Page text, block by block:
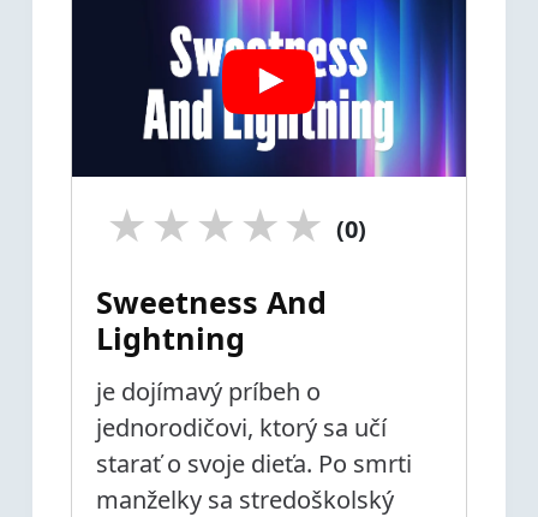
★
★
★
★
★ (0)
Sweetness And
Lightning
je dojímavý príbeh o
jednorodičovi, ktorý sa učí
starať o svoje dieťa. Po smrti
manželky sa stredoškolský